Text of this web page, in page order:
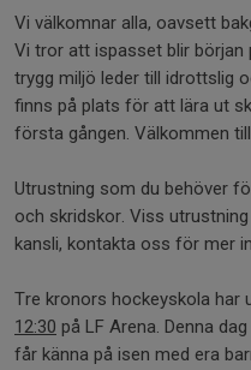
Vi välkomnar alla, oavsett
Vi tror att ispasset blir
trygg miljö leder till idrottslig
finns på plats för att lära ut
första gången. Välkommen
Utrustning som du behöver
och skridskor. Viss
kansli, kontakta oss för mer
Tre kronors hockeyskola har
12:30 på LF Arena. Denna
får känna på isen med era